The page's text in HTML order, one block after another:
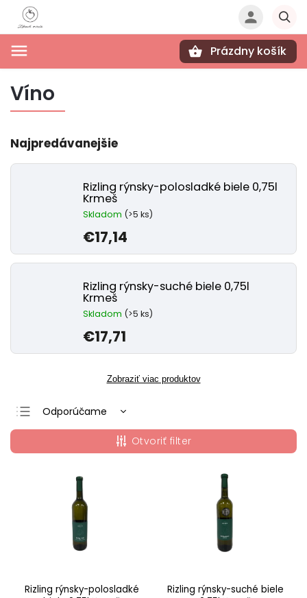
Prázdny košík
Víno
Najpredávanejšie
Rizling rýnsky-polosladké biele 0,75l
Krmeš
Skladom (>5 ks)
€17,14
Rizling rýnsky-suché biele 0,75l
Krmeš
Skladom (>5 ks)
€17,71
Zobraziť viac produktov
Odporúčame
Najlacnejšie
Najdrahšie
Najpredávanejšie
Abecedne
Otvoriť filter
Rizling rýnsky-polosladké
Rizling rýnsky-suché biele